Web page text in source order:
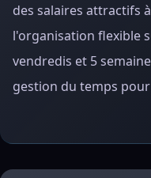
des salaires attractifs
l'organisation flexible
vendredis et 5
gestion du temps